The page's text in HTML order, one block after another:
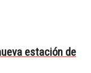
estación de